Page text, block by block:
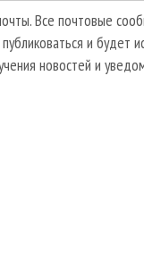
Все почтовые
и будет
новостей и